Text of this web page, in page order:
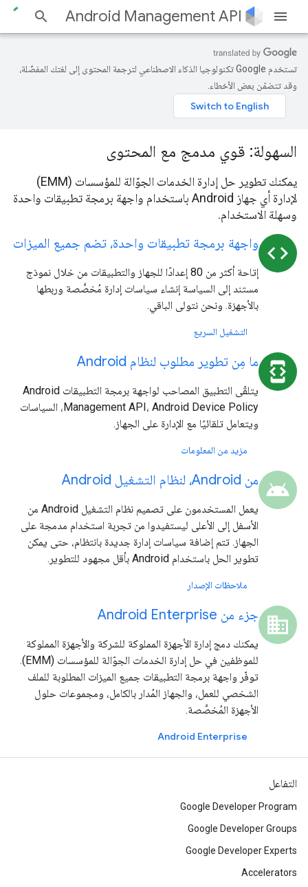
Android Management API
تستخدم Google تكنولوجيا الذكاء الاصطناعي لترجمة المحتوى إلى لغتك المفضّلة،
وقد تتضمّن بعض الأخطاء.
السهولة: قوي مدمج مع المحتوى
يمكنك تطوير حل إدارة الخدمات الجوّالة للمؤسسات (EMM)
لإدارة أي جهاز Android باستخدام واجهة برمجة تطبيقات واحدة
وسهلة الاستخدام.
code واجهة برمجة تطبيقات واحدة، تضم جميع الميزات
إتاحة أكثر من 80 إعدادًا للجهاز والتطبيقات من خلال نموذج
مستند إلى السياسة إنشاء سياسات إدارة مُخصَّصة وربطها
بالأجهزة. ونحن نتولى الباقي.
التشغيل السريع
developer_mode ما مِن تطوير مطلوب لنظام Android
يتلقّى التطبيق المصاحب لواجهة برمجة التطبيقات Android
Management API، Android Device Policy، السياسات
ويتعامل تلقائيًا مع الإدارة على الجهاز.
مزيد من المعلومات
android من Android، لنظام التشغيل Android
يعمل المستخدمون على تصميم نظام التشغيل Android من
الأسفل إلى الأعلى ليستفيدوا من تجربة استخدام مدمجة على
الجهاز. تتم إضافة سياسات إدارة جديدة بانتظام، حتى يمكن
تطوير الحل باستخدام Android بأقل مجهود للتطوير.
ملاحظات الإصدار
domain جزء من Android Enterprise
يمكنك دمج إدارة الأجهزة المملوكة للشركة والأجهزة المملوكة
للموظفين في حل إدارة الخدمات الجوّالة للمؤسسات (EMM).
توفّر واجهة برمجة التطبيقات جميع الميزات المطلوبة للملف
الشخصي للعمل، والجهاز المُدار بالكامل، ومجموعات حلول
الأجهزة المُخصَّصة.
Android Enterprise
التفاعل
Google Developer Program
Google Developer Groups
Google Developer Experts
Accelerators